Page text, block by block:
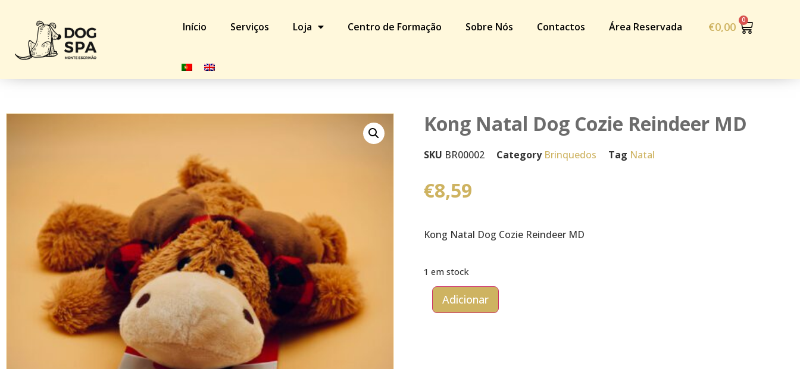
Início Serviços Loja Centro de Formação Sobre Nós Contactos Área Reservada €0,00
/ Kong Natal Dog Cozie Reindeer MD
Kong Natal Dog Cozie Reindeer MD
SKU BR00002 Category Brinquedos Tag Natal
€8,59
Kong Natal Dog Cozie Reindeer MD
1 em stock
Adicionar